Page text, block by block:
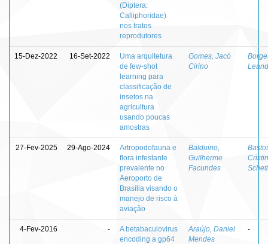
(Diptera:
Calliphoridae)
nos tratos
reprodutores
15-Dez-2022 16-Set-2022
Uma arquitetura
de few-shot
learning para
classificação de
insetos na
agricultura
usando poucas
amostras
Gomes, Jacó
Cirino
27-Fev-2025 29-Ago-2024
Artropodofauna e
flora infestante
prevalente no
Aeroporto de
Brasília visando o
manejo de risco à
aviação
Balduino,
Guilherme
Facundes
4-Fev-2016 -
A betabaculovirus
encoding a gp64
Araújo, Daniel
Mendes
-